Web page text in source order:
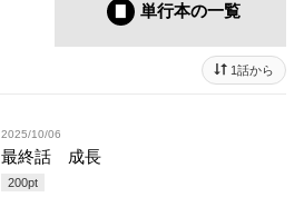
単行本の一覧
1話から
2025/10/06
最終話 成長
200pt